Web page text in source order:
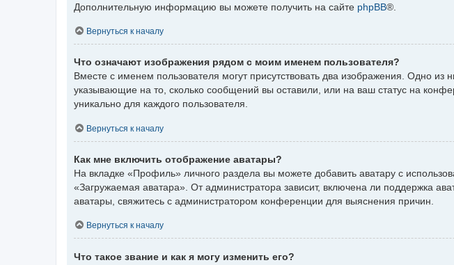
Дополнительную информацию вы можете получить на сайте phpBB®.
Вернуться к началу
Что означают изображения рядом с моим именем пользователя?
Вместе с именем пользователя могут присутствовать два изображения. Одно из
указывающие на то, сколько сообщений вы оставили, или на ваш статус на
уникально для каждого пользователя.
Вернуться к началу
Как мне включить отображение аватары?
На вкладке «Профиль» личного раздела вы можете добавить аватару с
«Загружаемая аватара». От администратора зависит, включена ли поддержка
аватары, свяжитесь с администратором конференции для выяснения причин.
Вернуться к началу
Что такое звание и как я могу изменить его?